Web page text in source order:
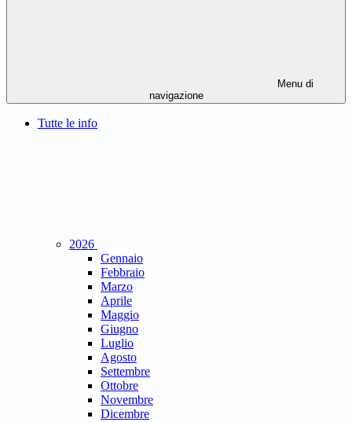
Menu di
navigazione
Tutte le info
2026
Gennaio
Febbraio
Marzo
Aprile
Maggio
Giugno
Luglio
Agosto
Settembre
Ottobre
Novembre
Dicembre